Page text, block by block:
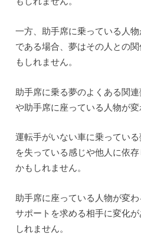
一方、助手席に乗っている人
である場合、夢はその人との
もしれません。
助手席に乗る夢のよくある関
や助手席に座っている人物が変
運転手がいない車に乗ってい
を失っている感じや他人に依
かもしれません。
助手席に座っている人物が変
サポートを求める相手に変化
しれません。